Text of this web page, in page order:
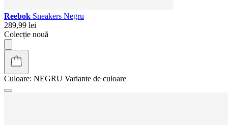
Reebok Sneakers Negru
289,99 lei
Colecție nouă
Culoare: NEGRU Variante de culoare